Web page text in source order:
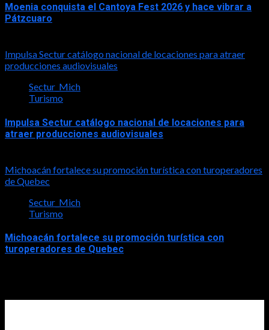
Moenia conquista el Cantoya Fest 2026 y hace vibrar a
Pátzcuaro
Impulsa Sectur catálogo nacional de locaciones para atraer
producciones audiovisuales
Sectur_Mich
Turismo
Impulsa Sectur catálogo nacional de locaciones para
atraer producciones audiovisuales
Michoacán fortalece su promoción turística con turoperadores
de Quebec
Sectur_Mich
Turismo
Michoacán fortalece su promoción turística con
turoperadores de Quebec